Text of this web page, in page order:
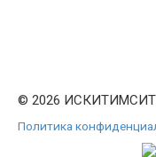
© 2026
Политика